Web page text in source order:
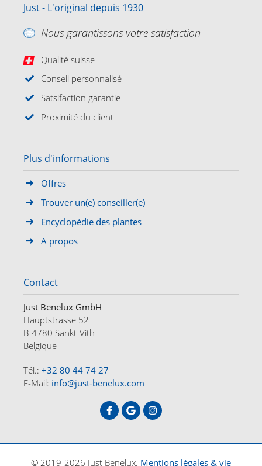
OFFRES A PROPOS
DE FR NL
Just - L'original depuis 1930
Nous garantissons votre satisfaction
Qualité suisse
Conseil personnalisé
Satsifaction garantie
Proximité du client
Plus d'informations
Offres
Trouver un(e) conseiller(e)
Encyclopédie des plantes
A propos
Contact
Just Benelux GmbH
Hauptstrasse 52
B-4780 Sankt-Vith
Belgique
Tél.: +32 80 44 74 27
E-Mail: info@just-benelux.com
© 2019-2026 Just Benelux. Mentions légales & vie